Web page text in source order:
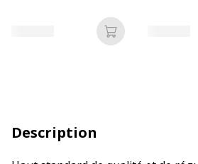
Ajouter au
Description